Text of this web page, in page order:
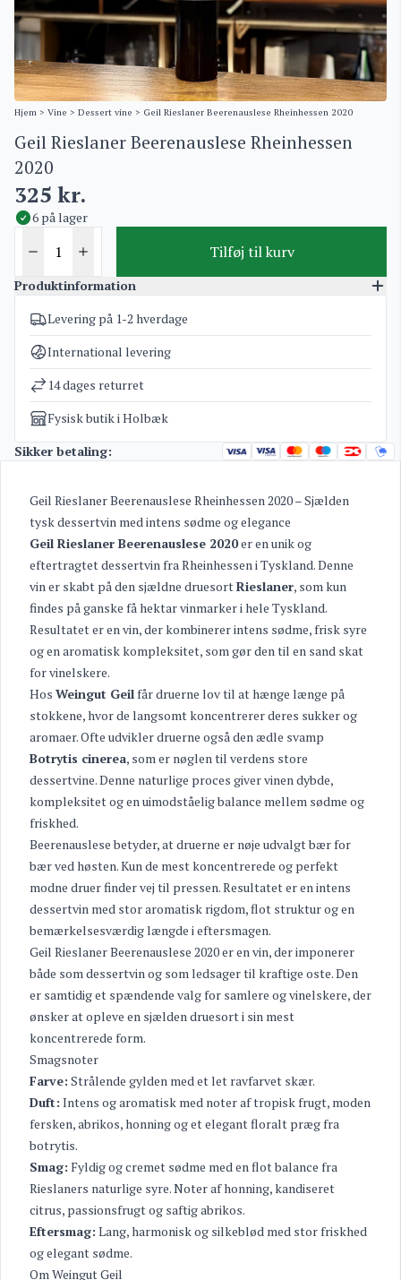
Hjem > Vine > Dessert vine > Geil Rieslaner Beerenauslese Rheinhessen 2020
Geil Rieslaner Beerenauslese Rheinhessen
2020
325 kr.
6 på lager
Tilføj til kurv
Produktinformation
Varenummer
4460
Kategorier
Vægt
1,5 kg
Levering på 1-2 hverdage
International levering
14 dages returret
Fysisk butik i Holbæk
Sikker betaling:
Geil Rieslaner Beerenauslese Rheinhessen 2020 – Sjælden
tysk dessertvin med intens sødme og elegance
Geil Rieslaner Beerenauslese 2020er en unik og
eftertragtet dessertvin fra Rheinhessen i Tyskland. Denne
vin er skabt på den sjældne druesortRieslaner, som kun
findes på ganske få hektar vinmarker i hele Tyskland.
Resultatet er en vin, der kombinerer intens sødme, frisk syre
og en aromatisk kompleksitet, som gør den til en sand skat
for vinelskere.
Hos Weingut Geilfår druerne lov til at hænge længe på
stokkene, hvor de langsomt koncentrerer deres sukker og
aromaer. Ofte udvikler druerne også den ædle svamp
Botrytis cinerea, som er nøglen til verdens store
dessertvine. Denne naturlige proces giver vinen dybde,
kompleksitet og en uimodståelig balance mellem sødme og
friskhed.
Beerenauslese betyder, at druerne er nøje udvalgt bær for
bær ved høsten. Kun de mest koncentrerede og perfekt
modne druer finder vej til pressen. Resultatet er en intens
dessertvin med stor aromatisk rigdom, flot struktur og en
bemærkelsesværdig længde i eftersmagen.
Geil Rieslaner Beerenauslese 2020 er en vin, der imponerer
både som dessertvin og som ledsager til kraftige oste. Den
er samtidig et spændende valg for samlere og vinelskere, der
ønsker at opleve en sjælden druesort i sin mest
koncentrerede form.
Smagsnoter
Farve: Strålende gylden med et let ravfarvet skær.
Duft: Intens og aromatisk med noter af tropisk frugt, moden
fersken, abrikos, honning og et elegant floralt præg fra
botrytis.
Smag: Fyldig og cremet sødme med en flot balance fra
Rieslaners naturlige syre. Noter af honning, kandiseret
citrus, passionsfrugt og saftig abrikos.
Eftersmag: Lang, harmonisk og silkeblød med stor friskhed
og elegant sødme.
Om Weingut Geil